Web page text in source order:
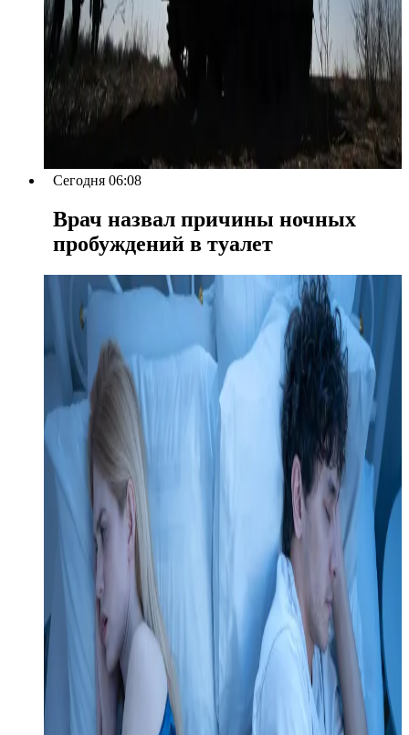
Сегодня 06:08
Врач назвал причины ночных
пробуждений в туалет